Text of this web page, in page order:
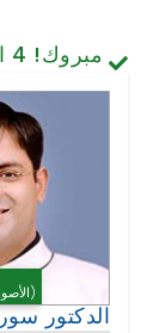
الخلايا
العمود
أمراض
الجراحة
مبروك! 4
(0 الأصوات)
الدكتور